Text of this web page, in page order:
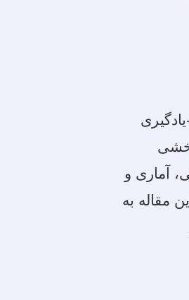
آماری و
مقاله به